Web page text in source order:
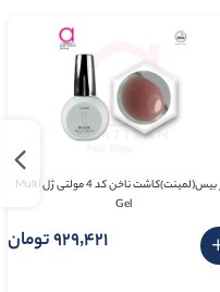
رابر بیس(لمینت)کاشت ناخن کد 4 مولتی ژل Multi
Gel
929٬421 تومان